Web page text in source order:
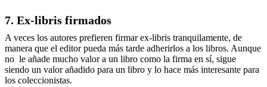
7. Ex-libris firmados
A veces los autores prefieren firmar ex-libris tranquilamente, de
manera que el editor pueda más tarde adherirlos a los libros. Aunque
no le añade mucho valor a un libro como la firma en sí, sigue
siendo un valor añadido para un libro y lo hace más interesante para
los coleccionistas.